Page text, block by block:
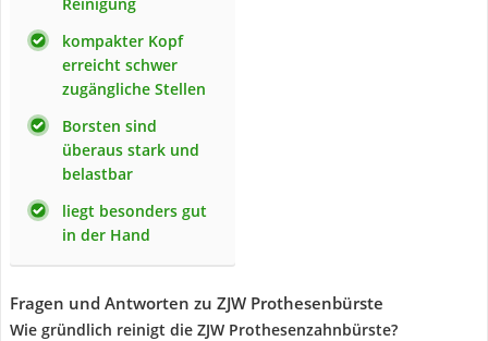
kompakter Kopf
erreicht schwer
zugängliche Stellen
Borsten sind
überaus stark und
belastbar
liegt besonders gut
in der Hand
Fragen und Antworten zu ZJW Prothesenbürste
Wie gründlich reinigt die ZJW Prothesenzahnbürste?